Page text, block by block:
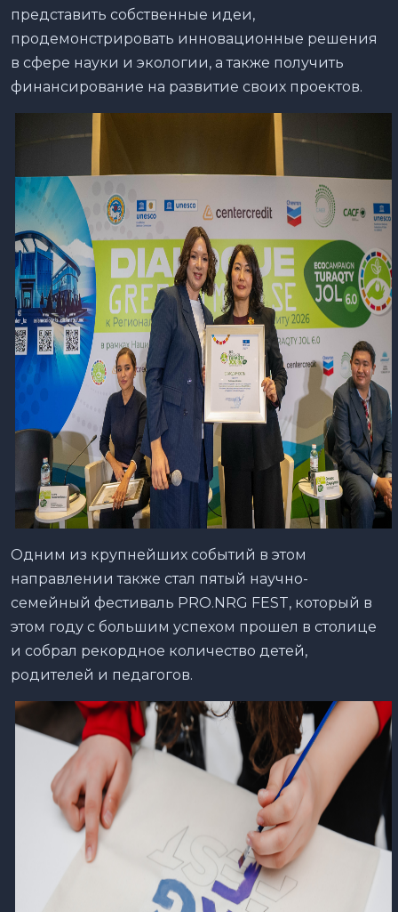
представить собственные идеи,
продемонстрировать инновационные решения
в сфере науки и экологии, а также получить
финансирование на развитие своих проектов.
Одним из крупнейших событий в этом
направлении также стал пятый научно-
семейный фестиваль PRO.NRG FEST, который в
этом году с большим успехом прошел в столице
и собрал рекордное количество детей,
родителей и педагогов.